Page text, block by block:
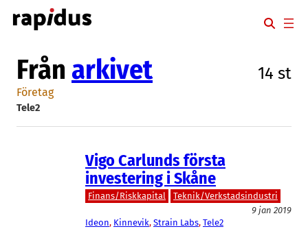
Hoppa
till
Från arkivet 14 st
Företag
Tele2
Vigo Carlunds första
investering i Skåne
Finans/Riskkapital
Teknik/Verkstadsindustri
9 jan 2019
Ideon, Kinnevik, Strain Labs, Tele2